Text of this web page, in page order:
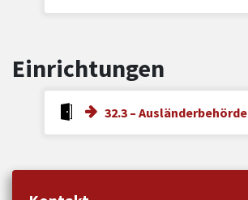
Einrichtungen
32.3 – Ausländerbehörde